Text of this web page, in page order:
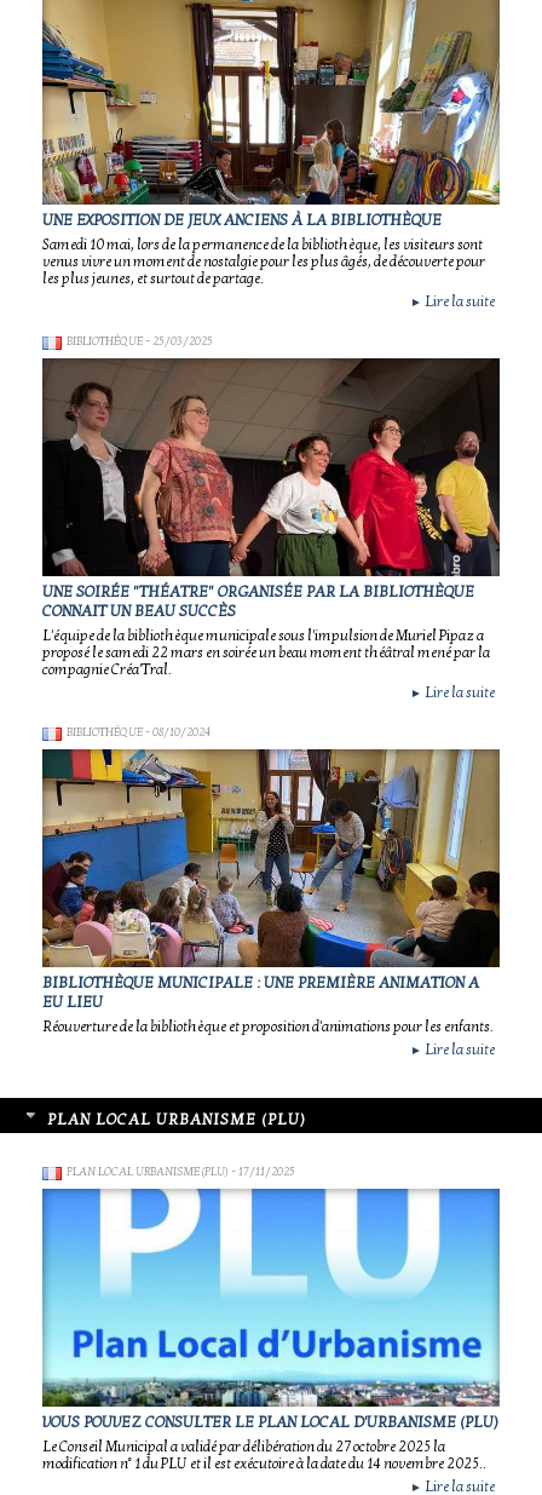
UNE EXPOSITION DE JEUX ANCIENS À LA BIBLIOTHÈQUE
Samedi 10 mai, lors de la permanence de la bibliothèque, les visiteurs sont
venus vivre un moment de nostalgie pour les plus âgés, de découverte pour
les plus jeunes, et surtout de partage.
► Lire la suite
BIBLIOTHÈQUE- 25/03/2025
UNE SOIRÉE "THÉATRE" ORGANISÉE PAR LA BIBLIOTHÈQUE
CONNAIT UN BEAU SUCCÈS
L'équipe de la bibliothèque municipale sous l'impulsion de Muriel Pipaz a
proposé le samedi 22 mars en soirée un beau moment théâtral mené par la
compagnie Créa'Tral.
► Lire la suite
BIBLIOTHÈQUE- 08/10/2024
BIBLIOTHÈQUE MUNICIPALE : UNE PREMIÈRE ANIMATION A
EU LIEU
Réouverture de la bibliothèque et proposition d'animations pour les enfants.
► Lire la suite
PLAN LOCAL URBANISME (PLU)
PLAN LOCAL URBANISME (PLU) - 17/11/2025
VOUS POUVEZ CONSULTER LE PLAN LOCAL D'URBANISME (PLU)
Le Conseil Municipal a validé par délibération du 27 octobre 2025 la
modification n° 1 du PLU et il est exécutoire à la date du 14 novembre 2025..
► Lire la suite